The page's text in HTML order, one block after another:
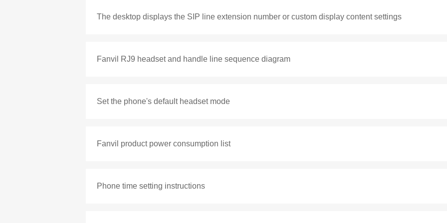
Беспроводная DECT гарнитура LINKVIL DH301D
The desktop displays the SIP line extension number or custom display content settings
Fanvil RJ9 headset and handle line sequence diagram
Set the phone's default headset mode
Fanvil product power consumption list
Phone time setting instructions